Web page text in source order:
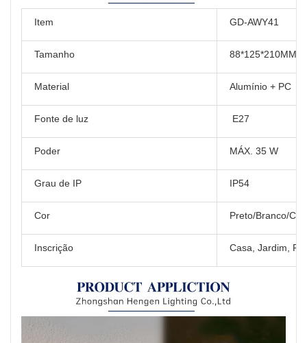
Item GD-AWY41
Tamanho 88*125*210MM
Material Alumínio + PC
Fonte de luz E27
Poder MÁX. 35 W
Grau de IP IP54
Cor Preto/Branco/
Inscrição Casa, Jardim,